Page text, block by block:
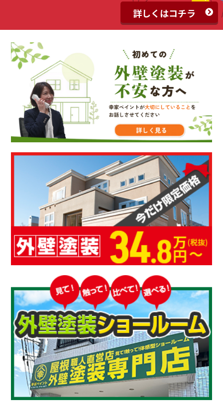
詳しくはコチラ